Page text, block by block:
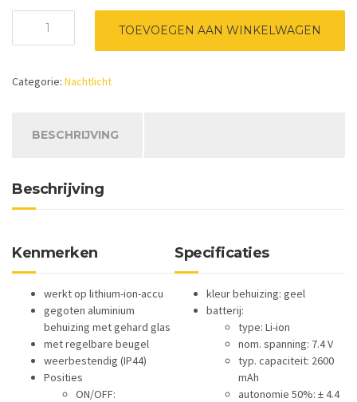
SLANK
4000
TOEVOEGEN AAN WINKELWAGEN
Categorie: Nachtlicht
BESCHRIJVING
Beschrijving
Kenmerken
werkt op lithium-ion-accu
gegoten aluminium
behuizing met gehard glas
met regelbare beugel
weerbestendig (IP44)
Posities
ON/OFF:
Specificaties
kleur behuizing: geel
batterij:
type: Li-ion
nom. spanning: 7.4 V
typ. capaciteit: 2600
mAh
autonomie 50%: ± 4.4